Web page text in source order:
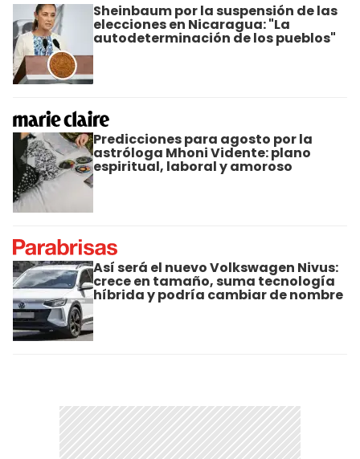
Sheinbaum por la suspensión de las
elecciones en Nicaragua: "La
autodeterminación de los pueblos"
Predicciones para agosto por la
astróloga Mhoni Vidente: plano
espiritual, laboral y amoroso
Así será el nuevo Volkswagen Nivus:
crece en tamaño, suma tecnología
híbrida y podría cambiar de nombre